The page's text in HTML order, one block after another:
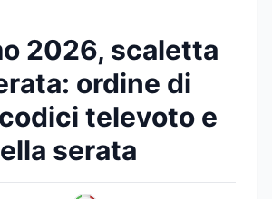
2026, scaletta
ordine di
televoto e
serata